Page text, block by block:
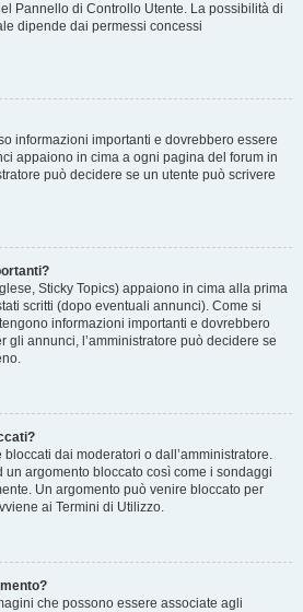
Pannello di Controllo Utente. La possibilità di
dipende dai permessi concessi
informazioni importanti e dovrebbero essere
appaiono in cima a ogni pagina del forum in
può decidere se un utente può scrivere
Sticky Topics) appaiono in cima alla prima
scritti (dopo eventuali annunci). Come si
informazioni importanti e dovrebbero
gli annunci, l’amministratore può decidere se
dai moderatori o dall’amministratore.
un argomento bloccato così come i sondaggi
Un argomento può venire bloccato per
ai Termini di Utilizzo.
che possono essere associate agli